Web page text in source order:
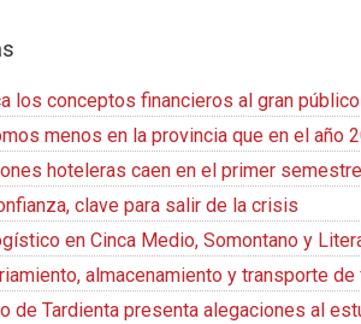
los conceptos financieros al gran público
menos en la provincia que en el año
hoteleras caen en el primer
clave para salir de la crisis
en Cinca Medio, Somontano y
almacenamiento y transporte
de Tardienta presenta alegaciones al